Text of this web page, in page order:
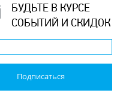
БУДЬТЕ В КУРСЕ
СОБЫТИЙ И СКИДОК
Подписаться